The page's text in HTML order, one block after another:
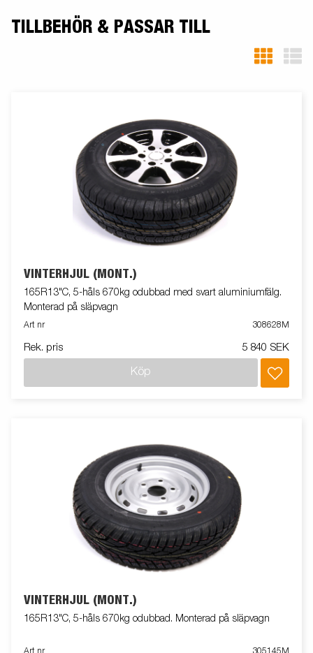
TILLBEHÖR & PASSAR TILL
VINTERHJUL (MONT.)
165R13"C, 5-håls 670kg odubbad med svart aluminiumfälg.
Monterad på släpvagn
Art nr 308628M
Rek. pris 5 840 SEK
Köp
VINTERHJUL (MONT.)
165R13"C, 5-håls 670kg odubbad. Monterad på släpvagn